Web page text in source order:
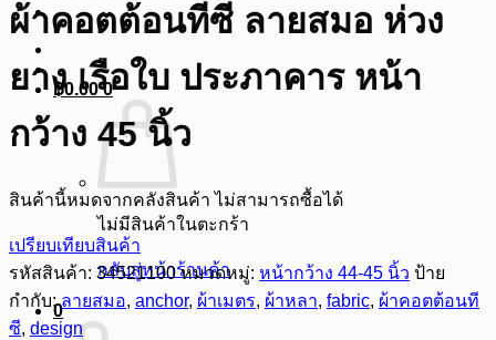
฿0.00 0
ไม่มีสินค้าในตะกร้า
กลับสู่หน้าร้านค้า
0
ผ้าคอตต้อนทีซี ลายสมอ ห่วง
ยาง เรือใบ ประภาคาร หน้า
กว้าง 45 นิ้ว
สินค้านี้หมดจากคลังสินค้า ไม่สามารถซื้อได้
เปรียบเทียบสินค้า
รหัสสินค้า: 34521100 หมวดหมู่: หน้ากว้าง 44-45 นิ้ว ป้าย
กำกับ:ลายสมอ, anchor, ผ้าเมตร, ผ้าหลา, fabric, ผ้าคอตต้อนที
ซี, design